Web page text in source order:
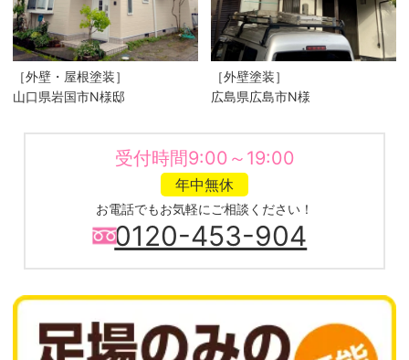
［外壁・屋根塗装］
山口県岩国市N様邸
［外壁塗装］
広島県広島市N様
受付時間9:00～19:00
年中無休
お電話でもお気軽にご相談ください！
0120-453-904